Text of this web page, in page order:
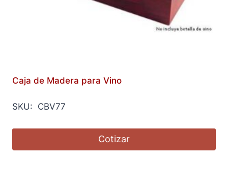
Caja de Madera para Vino
SKU: CBV77
Cotizar